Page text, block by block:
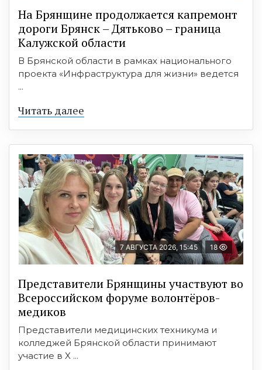
На Брянщине продолжается капремонт
дороги Брянск – Дятьково – граница
Калужской области
В Брянской области в рамках национального
проекта «Инфраструктура для жизни» ведется
...
Читать далее
7 АВГУСТА 2026, 15:45 18
Представители Брянщины участвуют во
Всероссийском форуме волонтёров-
медиков
Представители медицинских техникума и
колледжей Брянской области принимают
участие в X ...